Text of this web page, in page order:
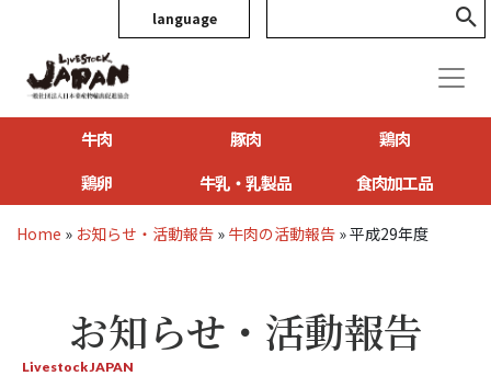
language
牛肉 豚肉
鶏肉
鶏卵
牛乳・乳製品 食肉加工品
Home » お知らせ・活動報告 » 牛肉の活動報告 »平成29年度
お知らせ・活動報告
Livestock JAPAN